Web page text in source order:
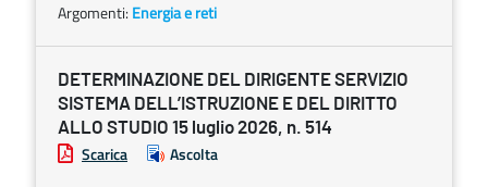
Argomenti: Energia e reti
DETERMINAZIONE DEL DIRIGENTE SERVIZIO
SISTEMA DELL’ISTRUZIONE E DEL DIRITTO
ALLO STUDIO 15 luglio 2026, n. 514
Scarica Ascolta